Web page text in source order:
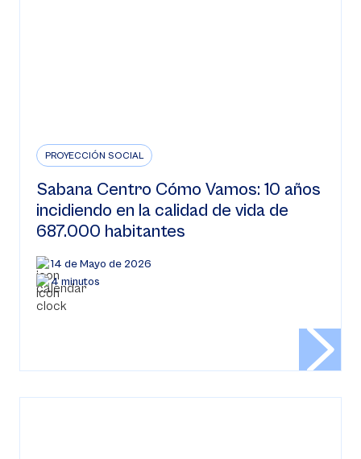
PROYECCIÓN SOCIAL
Sabana Centro Cómo Vamos: 10 años
incidiendo en la calidad de vida de
687.000 habitantes
14 de Mayo de 2026
4 minutos